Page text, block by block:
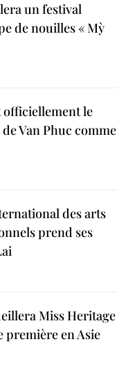
un festival
de nouilles « Mỳ
le
Van Phuc comme
des arts
prend ses
Miss Heritage
première en Asie